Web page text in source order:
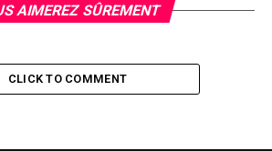
AIMEREZ SÛREMENT
CLICK TO COMMENT